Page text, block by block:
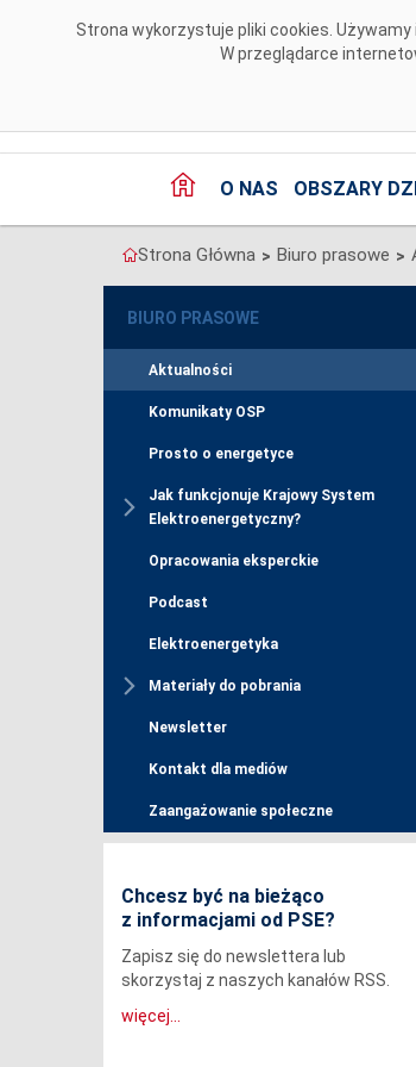
Strona wykorzystuje pliki cookies.
W przeglądarce
O NAS OBSZARY
Strona Główna > Biuro prasowe >
BIURO PRASOWE
Aktualności
Komunikaty OSP
Prosto o energetyce
Jak funkcjonuje Krajowy System
Elektroenergetyczny?
Opracowania eksperckie
Podcast
Elektroenergetyka
Materiały do pobrania
Newsletter
Kontakt dla mediów
Zaangażowanie społeczne
Chcesz być na bieżąco
z informacjami od PSE?
Zapisz się do newslettera lub
skorzystaj z naszych kanałów RSS.
więcej...